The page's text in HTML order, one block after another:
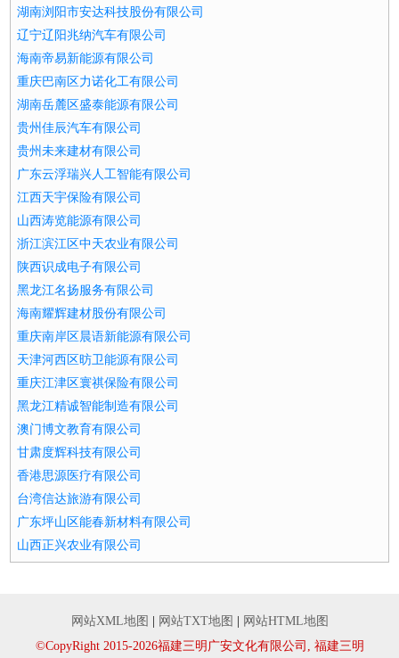
湖南浏阳市安达科技股份有限公司
辽宁辽阳兆纳汽车有限公司
海南帝易新能源有限公司
重庆巴南区力诺化工有限公司
湖南岳麓区盛泰能源有限公司
贵州佳辰汽车有限公司
贵州未来建材有限公司
广东云浮瑞兴人工智能有限公司
江西天宇保险有限公司
山西涛览能源有限公司
浙江滨江区中天农业有限公司
陕西识成电子有限公司
黑龙江名扬服务有限公司
海南耀辉建材股份有限公司
重庆南岸区晨语新能源有限公司
天津河西区昉卫能源有限公司
重庆江津区寰祺保险有限公司
黑龙江精诚智能制造有限公司
澳门博文教育有限公司
甘肃度辉科技有限公司
香港思源医疗有限公司
台湾信达旅游有限公司
广东坪山区能春新材料有限公司
山西正兴农业有限公司
网站XML地图 网站TXT地图
网站HTML地图
©CopyRight 2015-2026福建三明广安文化有限公司, 福建三明